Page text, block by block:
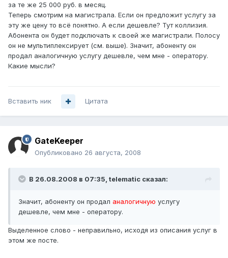
за те же 25 000 руб. в месяц.
Теперь смотрим на магистрала. Если он предложит услугу за
эту же цену то всё понятно. А если дешевле? Тут коллизия.
Абонента он будет подключать к своей же магистрали. Полосу
он не мультиплексирует (см. выше). Значит, абоненту он
продал аналогичную услугу дешевле, чем мне - оператору.
Какие мысли?
Вставить ник Цитата
GateKeeper
Опубликовано 26 августа, 2008
В 26.08.2008 в 07:35, telematic сказал:
Значит, абоненту он продал аналогичную услугу
дешевле, чем мне - оператору.
Выделенное слово - неправильно, исходя из описания услуг в
этом же посте.